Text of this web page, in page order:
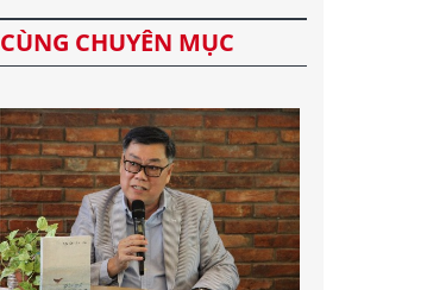
CÙNG CHUYÊN MỤC